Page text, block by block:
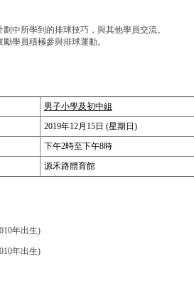
中所學到的排球技巧，與其他學員交流。
學員積極參與排球運動。
男子小學及初中組
2019年12月15日 (星期日)
下午2時至下午8時
源禾路體育館
年出生)
年出生)